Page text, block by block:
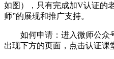
如图），只有完成加V认证的
师”的展现和推广支持。
如何申请：进入微师公众
出现下方的页面，点击认证课